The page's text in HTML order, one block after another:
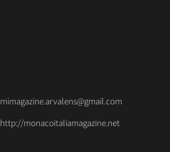
mimagazine.arvalens@gmail.com
http://monacoitaliamagazine.net